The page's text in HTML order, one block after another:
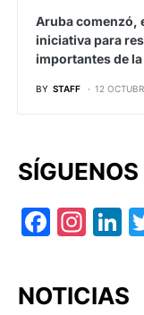
Aruba comenzó,
iniciativa para
importantes de
BY STAFF 12
SÍGUENOS
NOTICIAS